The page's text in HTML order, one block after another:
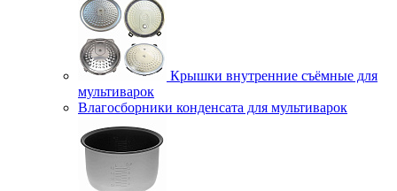
Крышки внутренние съёмные для
мультиварок
Влагосборники конденсата для мультиварок